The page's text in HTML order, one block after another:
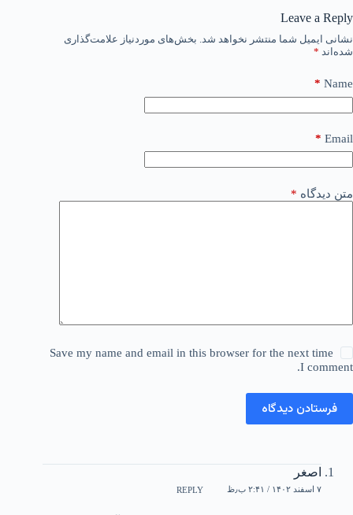
Leave a Reply
نشانی ایمیل شما منتشر نخواهد شد. بخش‌های موردنیاز علامت‌گذاری
شده‌اند *
Name
*
Email
*
متن دیدگاه *
Save my name and email in this browser for the next time
I comment.
فرستادن دیدگاه
اصغر
۷ اسفند ۱۴۰۲ / ۲:۴۱ ب٫ظ REPLY